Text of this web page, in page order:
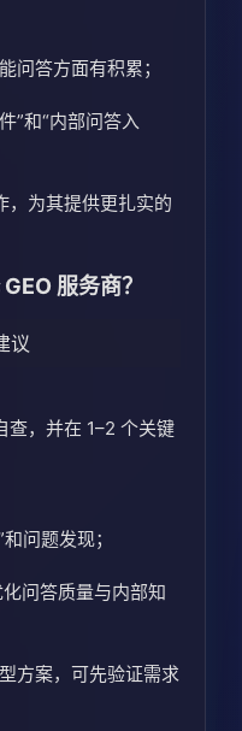
问答方面有积累；
”和“内部问答入
，为其提供更扎实的
服务商？
议
查，并在 1–2 个关键
问题发现；
问答质量与内部知
方案，可先验证需求